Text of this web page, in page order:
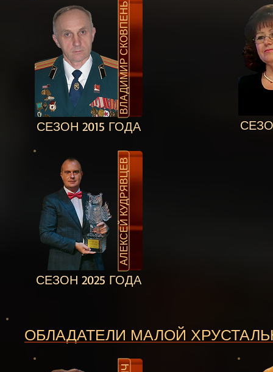
ВЛАДИМИР СКОВПЕНЬ
СЕЗОН 2015 ГОДА
АЛЕКСЕЙ КУДРЯВЦЕВ
СЕЗОН 2025 ГОДА
ОБЛАДАТЕЛИ МАЛОЙ